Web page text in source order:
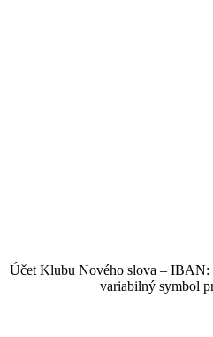
Účet Klubu Nového slova – IBAN:
variabilný symbol